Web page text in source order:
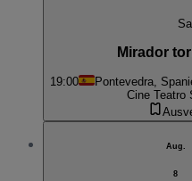
Mirador
19:00 Pontevedra,
Cine Teatro
Aug.
8